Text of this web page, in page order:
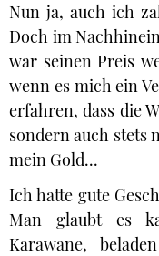
Nun ja, auch ich
Doch im
war seinen Preis
wenn es mich ein
erfahren, dass die
sondern auch stets
mein Gold...
Ich hatte gute
Man glaubt es
Karawane,